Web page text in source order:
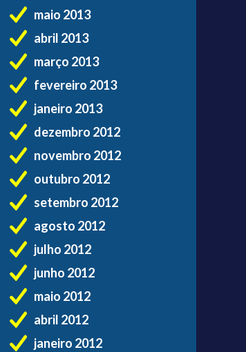
maio 2013
abril 2013
março 2013
fevereiro 2013
janeiro 2013
dezembro 2012
novembro 2012
outubro 2012
setembro 2012
agosto 2012
julho 2012
junho 2012
maio 2012
abril 2012
janeiro 2012